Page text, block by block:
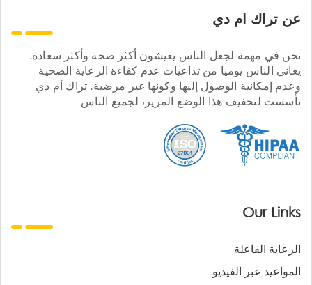
عن تراك ام دي
نحن في مهمة لجعل الناس يعيشون أكثر صحة وأكثر سعادة.
يعاني الناس يوميا من تداعيات عدم كفاءة الرعاية الصحية
وعدم إمكانية الوصول إليها وكونها غير مرضية. تراك أم دي
تأسست لتخفيف هذا الوضع المرير، لجميع الناس
Our Links
الرعاية الفاعلة
المواعيد عبر الفيديو